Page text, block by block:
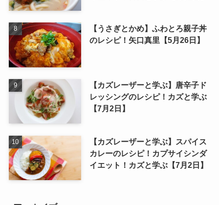
【うさぎとかめ】ふわとろ親子丼
のレシピ！矢口真里【5月26日】
【カズレーザーと学ぶ】唐辛子ド
レッシングのレシピ！カズと学ぶ
【7月2日】
【カズレーザーと学ぶ】スパイス
カレーのレシピ！カプサイシンダ
イエット！カズと学ぶ【7月2日】